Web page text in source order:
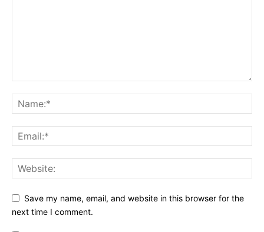
Save my name, email, and website in this browser for the
next time I comment.